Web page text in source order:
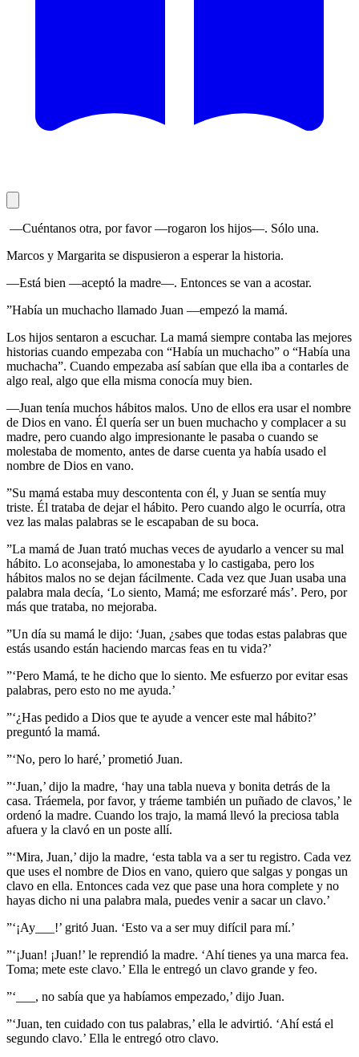
—Cuéntanos otra, por favor —rogaron los hijos—. Sólo una.
Marcos y Margarita se dispusieron a esperar la historia.
—Está bien —aceptó la madre—. Entonces se van a acostar.
”Había un muchacho llamado Juan —empezó la mamá.
Los hijos sentaron a escuchar. La mamá siempre contaba las mejores
historias cuando empezaba con “Había un muchacho” o “Había una
muchacha”. Cuando empezaba así sabían que ella iba a contarles de
algo real, algo que ella misma conocía muy bien.
—Juan tenía muchos hábitos malos. Uno de ellos era usar el nombre
de Dios en vano. Él quería ser un buen muchacho y complacer a su
madre, pero cuando algo impresionante le pasaba o cuando se
molestaba de momento, antes de darse cuenta ya había usado el
nombre de Dios en vano.
”Su mamá estaba muy descontenta con él, y Juan se sentía muy
triste. Él trataba de dejar el hábito. Pero cuando algo le ocurría, otra
vez las malas palabras se le escapaban de su boca.
”La mamá de Juan trató muchas veces de ayudarlo a vencer su mal
hábito. Lo aconsejaba, lo amonestaba y lo castigaba, pero los
hábitos malos no se dejan fácilmente. Cada vez que Juan usaba una
palabra mala decía, ‘Lo siento, Mamá; me esforzaré más’. Pero, por
más que trataba, no mejoraba.
”Un día su mamá le dijo: ‘Juan, ¿sabes que todas estas palabras que
estás usando están haciendo marcas feas en tu vida?’
”‘Pero Mamá, te he dicho que lo siento. Me esfuerzo por evitar esas
palabras, pero esto no me ayuda.’
”‘¿Has pedido a Dios que te ayude a vencer este mal hábito?’
preguntó la mamá.
”‘No, pero lo haré,’ prometió Juan.
”‘Juan,’ dijo la madre, ‘hay una tabla nueva y bonita detrás de la
casa. Tráemela, por favor, y tráeme también un puñado de clavos,’ le
ordenó la madre. Cuando los trajo, la mamá llevó la preciosa tabla
afuera y la clavó en un poste allí.
”‘Mira, Juan,’ dijo la madre, ‘esta tabla va a ser tu registro. Cada vez
que uses el nombre de Dios en vano, quiero que salgas y pongas un
clavo en ella. Entonces cada vez que pase una hora complete y no
hayas dicho ni una palabra mala, puedes venir a sacar un clavo.’
”‘¡Ay___!’ gritó Juan. ‘Esto va a ser muy difícil para mí.’
”‘¡Juan! ¡Juan!’ le reprendió la madre. ‘Ahí tienes ya una marca fea.
Toma; mete este clavo.’ Ella le entregó un clavo grande y feo.
”‘___, no sabía que ya habíamos empezado,’ dijo Juan.
”‘Juan, ten cuidado con tus palabras,’ ella le advirtió. ‘Ahí está el
segundo clavo.’ Ella le entregó otro clavo.